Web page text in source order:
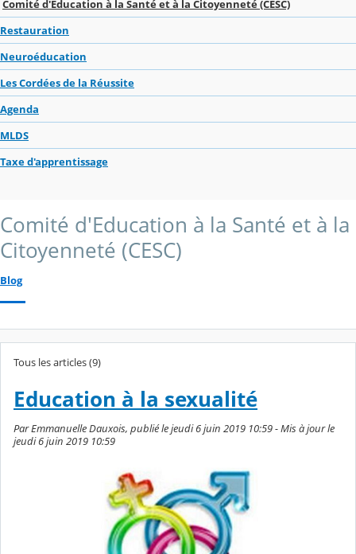
Comité d'Education à la Santé et à la Citoyenneté (CESC)
Restauration
Neuroéducation
Les Cordées de la Réussite
Agenda
MLDS
Taxe d'apprentissage
Comité d'Education à la Santé et à la
Citoyenneté (CESC)
Blog
Tous les articles (9)
Education à la sexualité
Par Emmanuelle Dauxois, publié le jeudi 6 juin 2019 10:59 - Mis à jour le
jeudi 6 juin 2019 10:59